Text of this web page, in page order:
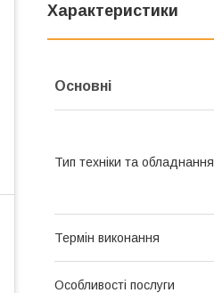
Характеристики
Основні
Тип техніки та обладнання
Термін виконання
Особливості послуги